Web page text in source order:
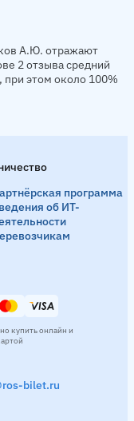
А.Ю. отражают
2 отзыва средний
при этом около 100%
программа
об ИТ-
bilet.ru
купить онлайн и